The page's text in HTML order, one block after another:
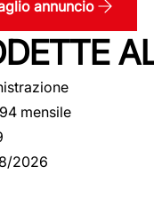
annuncio
mensile
2026